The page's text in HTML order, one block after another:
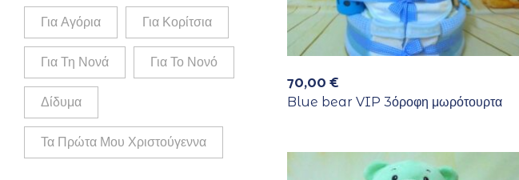
Για Αγόρια Για Κορίτσια
Για Τη Νονά Για Το Νονό
Δίδυμα
Τα Πρώτα Μου Χριστούγεννα
70,00€
Blue bear VIP 3όροφη μωρότουρτα